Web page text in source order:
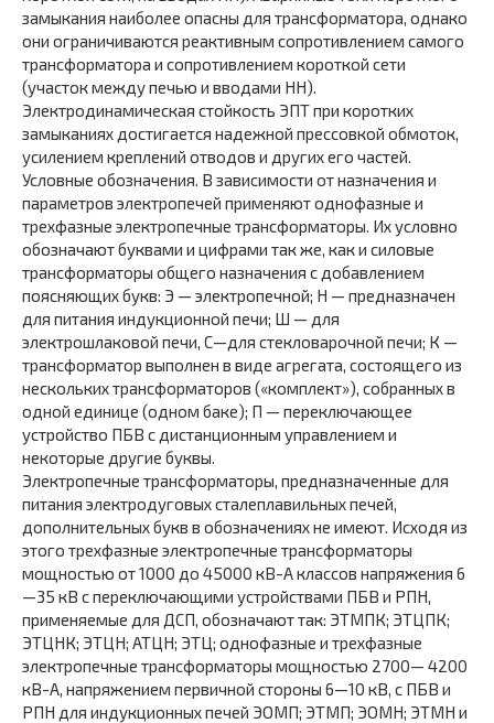
замыкания наиболее опасны для трансформатора, однако
они ограничиваются реактивным сопротивлением самого
трансформатора и сопротивлением короткой сети
(участок между печью и вводами НН).
Электродинамическая стойкость ЭПТ при коротких
замыканиях достигается надежной прессовкой обмоток,
усилением креплений отводов и других его частей.
Условные обозначения. В зависимости от назначения и
параметров электропечей применяют однофазные и
трехфазные электропечные трансформаторы. Их условно
обозначают буквами и цифрами так же, как и силовые
трансформаторы общего назначения с добавлением
поясняющих букв: Э — электропечной; Н — предназначен
для питания индукционной печи; Ш — для
электрошлаковой печи, С—для стекловарочной печи; К —
трансформатор выполнен в виде агрегата, состоящего из
нескольких трансформаторов («комплект»), собранных в
одной единице (одном баке); П — переключающее
устройство ПБВ с дистанционным управлением и
некоторые другие буквы.
Электропечные трансформаторы, предназначенные для
питания электродуговых сталеплавильных печей,
дополнительных букв в обозначениях не имеют. Исходя из
этого трехфазные электропечные трансформаторы
мощностью от 1000 до 45000 кВ-А классов напряжения 6
—35 кВ с переключающими устройствами ПБВ и РПН,
применяемые для ДСП, обозначают так: ЭТМПК; ЭТЦПК;
ЭТЦНК; ЭТЦН; АТЦН; ЭТЦ; однофазные и трехфазные
электропечные трансформаторы мощностью 2700— 4200
кВ-А, напряжением первичной стороны 6—10 кВ, с ПБВ и
РПН для индукционных печей ЭОМП; ЭТМП; ЭОМН; ЭТМН и